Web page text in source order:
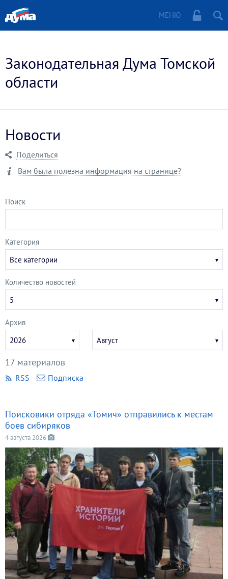
МЕНЮ
Законодательная Дума Томской
области
Новости
Поделиться
Вам была полезна информация на странице?
Поисковики отряда «Томич» отправились к местам
боев сибиряков
4 августа 2026
Поиск
Категория
Все категории
Количество новостей
5
Архив
год
2026
месяц
Август
17 материалов
RSS Подписка